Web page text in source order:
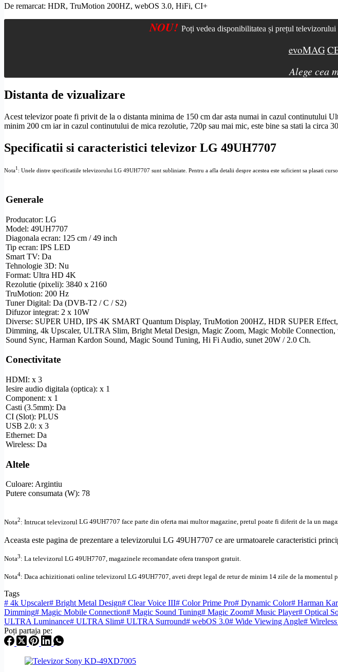
De remarcat: HDR, TruMotion 200HZ, webOS 3.0, HiFi, CI+
NOU! Poți vedea disponibilitatea și prețul
evoMAG
Alege cea
Distanta de vizualizare
Acest televizor poate fi privit de la o distanta minima de 150 cm dar asta numai in cazul continutului
minim 200 cm iar in cazul continutului de mica rezolutie, 720p sau mai mic, este bine sa stati la circa
Specificatii si caracteristici televizor LG 49UH7707
Nota1 : Unele dintre specificatiile televizorului LG 49UH7707 sunt subliniate. Pentru a afla detalii despre acestea este suficient sa plasati
Generale
Producator: LG
Model: 49UH7707
Diagonala ecran: 125 cm / 49 inch
Tip ecran: IPS LED
Smart TV: Da
Tehnologie 3D: Nu
Format: Ultra HD 4K
Rezolutie (pixeli): 3840 x 2160
TruMotion: 200 Hz
Tuner Digital: Da (DVB-T2 / C / S2)
Difuzor integrat: 2 x 10W
Diverse: SUPER UHD, IPS 4K SMART Quantum Display, TruMotion 200HZ, HDR SUPER
Dimming, 4k Upscaler, ULTRA Slim, Bright Metal Design, Magic Zoom, Magic Mobile Connection,
Sound Sync, Harman Kardon Sound, Magic Sound Tuning, Hi Fi Audio, sunet 20W / 2.0 Ch.
Conectivitate
HDMI: x 3
Iesire audio digitala (optica): x 1
Component: x 1
Casti (3.5mm): Da
CI (Slot): PLUS
USB 2.0: x 3
Ethernet: Da
Wireless: Da
Altele
Culoare: Argintiu
Putere consumata (W): 78
Nota2: Intrucat televizorul LG 49UH7707 face parte din oferta mai multor magazine, pretul poate fi diferit de la un
Aceasta este pagina de prezentare a televizorului LG 49UH7707 ce are urmatoarele caracteristici
Nota3: La televizorul LG 49UH7707, magazinele recomandate ofera transport gratuit.
Nota4: Daca achizitionati online televizorul LG 49UH7707, aveti drept legal de retur de minim 14 zile de la momentul
Tags
# 4k Upscaler# Bright Metal Design# Clear Voice III# Color Prime Pro# Dynamic Color# Harman
Dimming# Magic Mobile Connection# Magic Sound Tuning# Magic Zoom# Music Player# Optical
ULTRA Luminance# ULTRA Slim# ULTRA Surround# webOS 3.0# Wide Viewing Angle#
Poți partaja pe: